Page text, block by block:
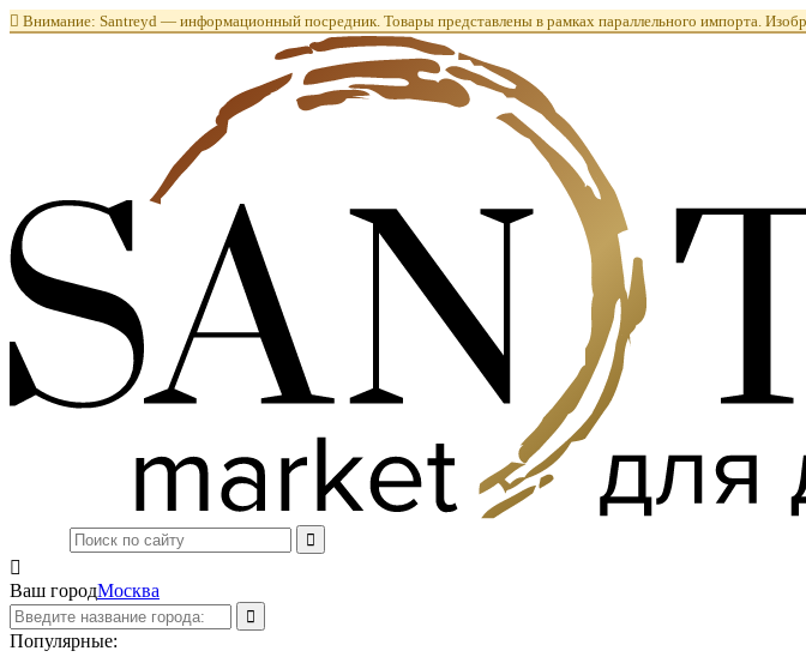
 Внимание: Santreyd — информационный посредник. Товары представлены в рамках параллельного импорта.

Ваш городМосква
Популярные: